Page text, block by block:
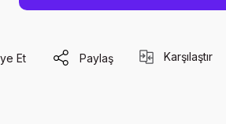
Et Paylaş Karşılaştır